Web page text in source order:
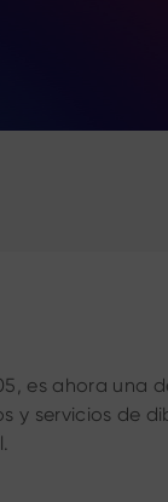
es ahora una
y servicios de